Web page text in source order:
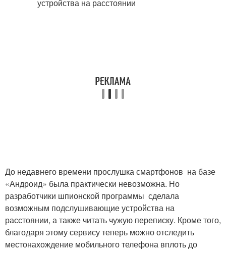
До недавнего времени прослушка смартфонов на базе
«Андроид» была практически невозможна. Но
разработчики шпионской программы сделала
возможным подслушивающие устройства на
расстоянии, а также читать чужую переписку. Кроме того,
благодаря этому сервису теперь можно отследить
местонахождение мобильного телефона вплоть до